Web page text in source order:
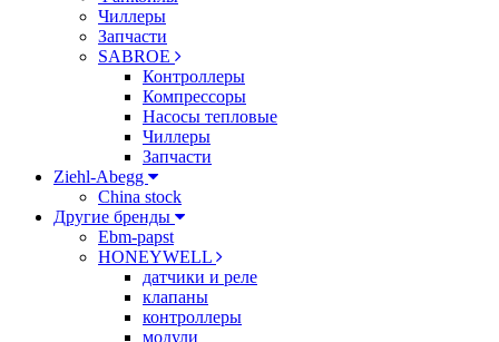
Чиллеры
Запчасти
SABROE
Контроллеры
Компрессоры
Насосы тепловые
Чиллеры
Запчасти
Ziehl-Abegg
China stock
Другие бренды
Ebm-papst
HONEYWELL
датчики и реле
клапаны
контроллеры
модули